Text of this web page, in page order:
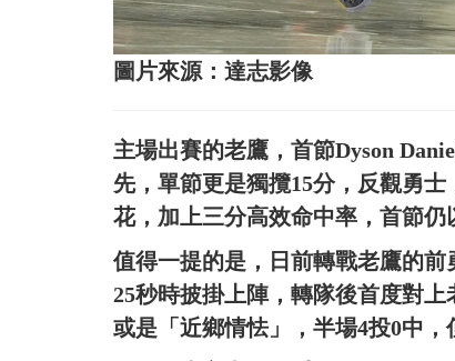
圖片來源：達志影像
主場出賽的老鷹，首節Dyson
先，單節更是獨攬15分，反觀勇
花，加上三分高效命中率，首節仍
值得一提的是，日前轉戰老鷹的
25秒時披掛上陣，轉隊後首度對
或是「近鄉情怯」，半場4投0中，